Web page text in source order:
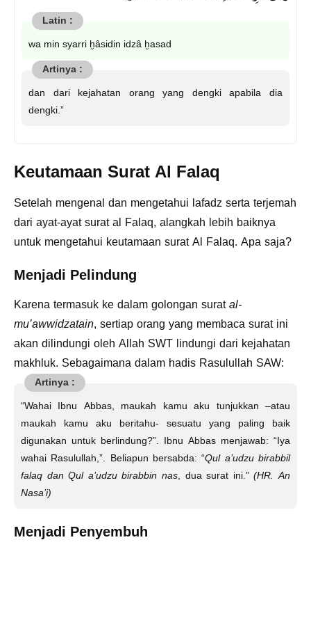
wa min syarri ḫâsidin idzâ ḫasad
dan dari kejahatan orang yang dengki apabila dia
dengki.”
Keutamaan Surat Al Falaq
Setelah mengenal dan mengetahui lafadz serta terjemah
dari ayat-ayat surat al Falaq, alangkah lebih baiknya
untuk mengetahui keutamaan surat Al Falaq. Apa saja?
Menjadi Pelindung
Karena termasuk ke dalam golongan suratal-
mu’awwidzatain, sertiap orang yang membaca surat ini
akan dilindungi oleh Allah SWT lindungi dari kejahatan
makhluk. Sebagaimana dalam hadis Rasulullah SAW:
“Wahai Ibnu Abbas, maukah kamu aku tunjukkan –atau
maukah kamu aku beritahu- sesuatu yang paling baik
digunakan untuk berlindung?”. Ibnu Abbas menjawab: “Iya
wahai Rasulullah,”. Beliapun bersabda: “Qul a’udzu birabbil
falaq dan Qul a’udzu birabbin nas, dua surat ini.”(HR. An
Nasa’i)
Menjadi Penyembuh